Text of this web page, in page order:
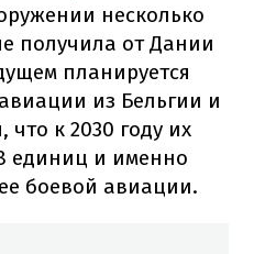
несколько
получила от Дании
планируется
из Бельгии и
к 2030 году их
единиц и именно
боевой авиации.